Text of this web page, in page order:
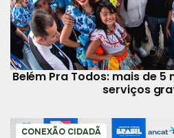
Belém Pra Todos: mais de
serviços
CONEXÃO CIDADÃ